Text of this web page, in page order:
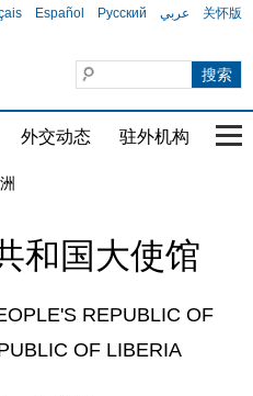
Español Русский عربي 关怀版
外交动态 驻外机构 国
和国大使馆
REPUBLIC OF
OF LIBERIA